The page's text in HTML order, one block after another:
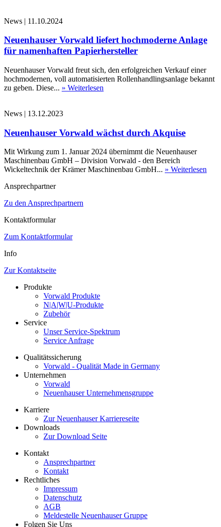
News | 11.10.2024
Neuenhauser Vorwald liefert hochmoderne Anlage
für namenhaften Papierhersteller
Neuenhauser Vorwald freut sich, den erfolgreichen Verkauf einer
hochmodernen, voll automatisierten Rollenhandlingsanlage bekannt
zu geben. Diese... » Weiterlesen
News | 13.12.2023
Neuenhauser Vorwald wächst durch Akquise
Mit Wirkung zum 1. Januar 2024 übernimmt die Neuenhauser
Maschinenbau GmbH – Division Vorwald - den Bereich
Wickeltechnik der Krämer Maschinenbau GmbH... » Weiterlesen
Ansprechpartner
Zu den Ansprechpartnern
Kontaktformular
Zum Kontaktformular
Info
Zur Kontaktseite
Produkte
Vorwald Produkte
N|A|W|U-Produkte
Zubehör
Service
Unser Service-Spektrum
Service Anfrage
Qualitätssicherung
Vorwald - Qualität Made in Germany
Unternehmen
Vorwald
Neuenhauser Unternehmensgruppe
Karriere
Zur Neuenhauser Karriereseite
Downloads
Zur Download Seite
Kontakt
Ansprechpartner
Kontakt
Rechtliches
Impressum
Datenschutz
AGB
Meldestelle Neuenhauser Gruppe
Folgen Sie Uns